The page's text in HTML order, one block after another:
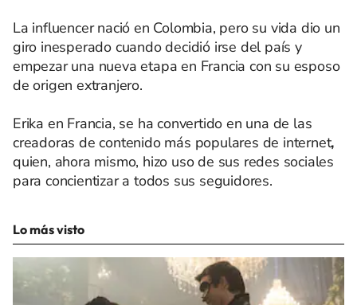
La influencer nació en Colombia, pero su vida dio un
giro inesperado cuando decidió irse del país y
empezar una nueva etapa en Francia con su esposo
de origen extranjero.
Erika en Francia, se ha convertido en una de las
creadoras de contenido más populares de internet,
quien, ahora mismo, hizo uso de sus redes sociales
para concientizar a todos sus seguidores.
Lo más visto